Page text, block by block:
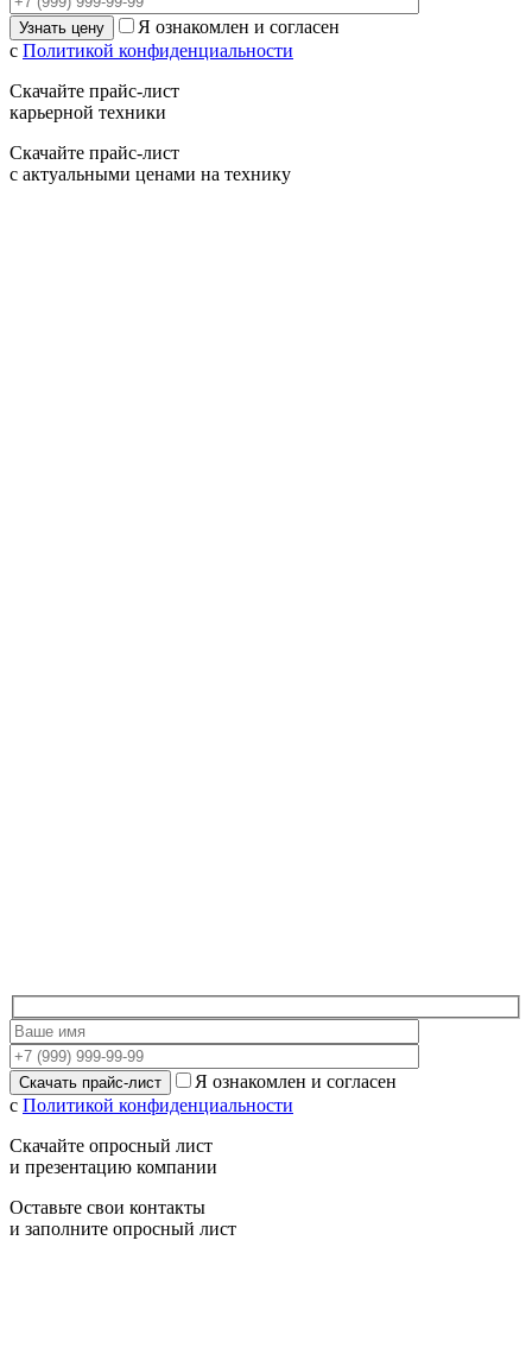
Я ознакомлен и согласен
с Политикой конфиденциальности
Скачайте прайс-лист
карьерной техники
Скачайте прайс-лист
с актуальными ценами на технику
Я ознакомлен и согласен
с Политикой конфиденциальности
Скачайте опросный лист
и презентацию компании
Оставьте свои контакты
и заполните опросный лист